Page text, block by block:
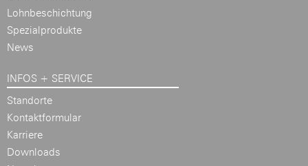
Lohnbeschichtung
Spezialprodukte
News
INFOS + SERVICE
Standorte
Kontaktformular
Karriere
Downloads